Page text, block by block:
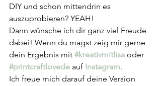
DIY und schon mittendrin es
auszuprobieren? YEAH!
Dann wünsche ich dir ganz viel Freude
dabei! Wenn du magst zeig mir gerne
dein Ergebnis mit #kreativmitlisa oder
#printcraftlovede auf Instagram.
Ich freue mich darauf deine Version